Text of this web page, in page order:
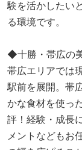
験を活かしたい
る環境です。
◆十勝・帯広の
帯広エリアでは
駅前を展開。帯
かな食材を使っ
評！経験・成長
メントなどもお